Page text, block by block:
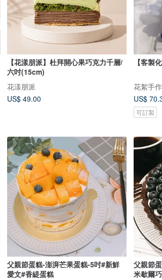
【花漾朋派】杜拜開心果巧克力千層/
六吋(15cm)
花漾朋派
US$ 49.00
【客製
花絮手
US$
可訂製
父親節蛋糕-澎湃芒果蛋糕-5吋#新鮮
愛文#香緹蛋糕
父親節
米歇爾